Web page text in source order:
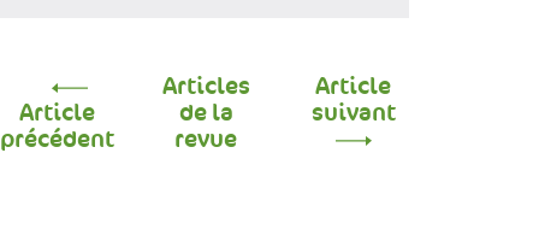
Article
précédent
Articles
de la
revue
Article
suivant